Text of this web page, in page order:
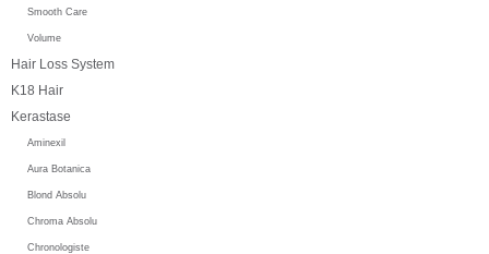
Smooth Care
Volume
Hair Loss System
K18 Hair
Kerastase
Aminexil
Aura Botanica
Blond Absolu
Chroma Absolu
Chronologiste